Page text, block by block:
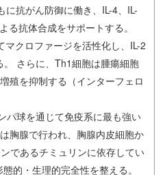
抗がん防御に働き、IL-4、IL-
る抗体合成をサポートする。
クロファージを活性化し、IL-2
さらに、Th1細胞は腫瘍細胞
殖を抑制する（インターフェロ
パ球を通じて免疫系に最も強い
胸腺で行われ、胸腺内皮細胞か
であるチミュリンに依存してい
的・生理的完全性を整える。